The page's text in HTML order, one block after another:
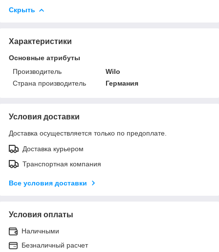
Скрыть
Характеристики
Основные атрибуты
Производитель
Wilo
Страна производитель
Германия
Условия доставки
Доставка осуществляется только по предоплате.
Доставка курьером
Транспортная компания
Все условия доставки
Условия оплаты
Наличными
Безналичный расчет